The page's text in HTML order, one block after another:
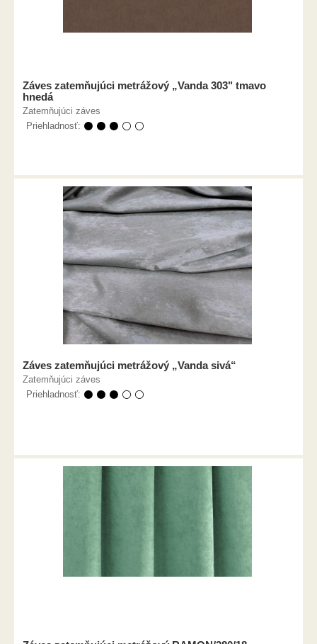
Záves zatemňujúci metrážový „Vanda 303" tmavo
hnedá
Zatemňujúci záves
Priehladnosť: ⚫ ⚫ ⚫ ⚪ ⚪
Záves zatemňujúci metrážový „Vanda sivá“
Zatemňujúci záves
Priehladnosť: ⚫ ⚫ ⚫ ⚪ ⚪